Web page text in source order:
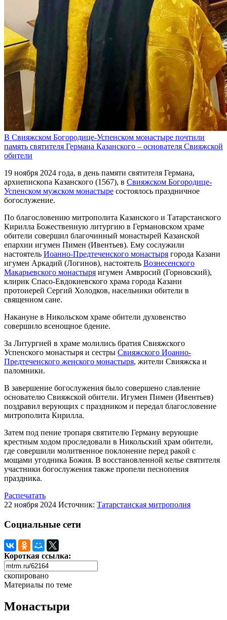
В Свияжском Богородице-Успенском монастыре почтили
память святителя Германа Казанского – основателя Свияжской
обители
19 ноября 2024 года, в день памяти святителя Германа,
архиепископа Казанского (1567), в Свияжском Богородице-
Успенском мужском монастыре состоялось праздничное
богослужение.
По благословению митрополита Казанского и Татарстанского
Кирилла Божественную литургию в Германовском храме
обители совершил благочинный монастырей Казанской
епархии игумен Пимен (Ивентьев). Ему сослужили
настоятель Иоанно-Предтеченского монастыря города Казани
игумен Аркадий (Логинов), настоятель Вознесенского
Макарьевского монастыря игумен Амвросий (Горновский),
клирик Спасо-Евдокиевского храма города Казани
протоиерей Сергий Холодков, насельники обители в
священном сане.
Накануне в Никольском храме обители духовенство
совершило всенощное бдение.
За Литургией в храме молились братия Свияжского
Успенского монастыря и сестры Свияжского Иоанно-
Предтеченского женского монастыря, жители Свияжска и
паломники.
В завершение богослужения было совершено славление
основателю Свияжской обители. Игумен Пимен (Ивентьев)
поздравил верующих с праздником и передал благословение
митрополита Кирилла.
Затем под пение тропаря святителю Герману верующие
крестным ходом проследовали в Никольский храм обители,
где совершили молитвенное поклонение перед ракой с
мощами угодника Божия. В восстановленной келье святителя
участники богослужения также пропели песнопения
праздника.
Распечатать
22 ноября 2024 Источник: Татарстанская митрополия
Социальные сети
Короткая ссылка:
скопировано
Материалы по теме
Монастыри